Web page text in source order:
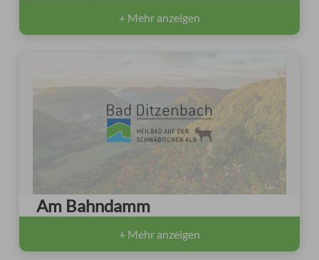
+ Mehr anzeigen
Am Bahndamm
+ Mehr anzeigen